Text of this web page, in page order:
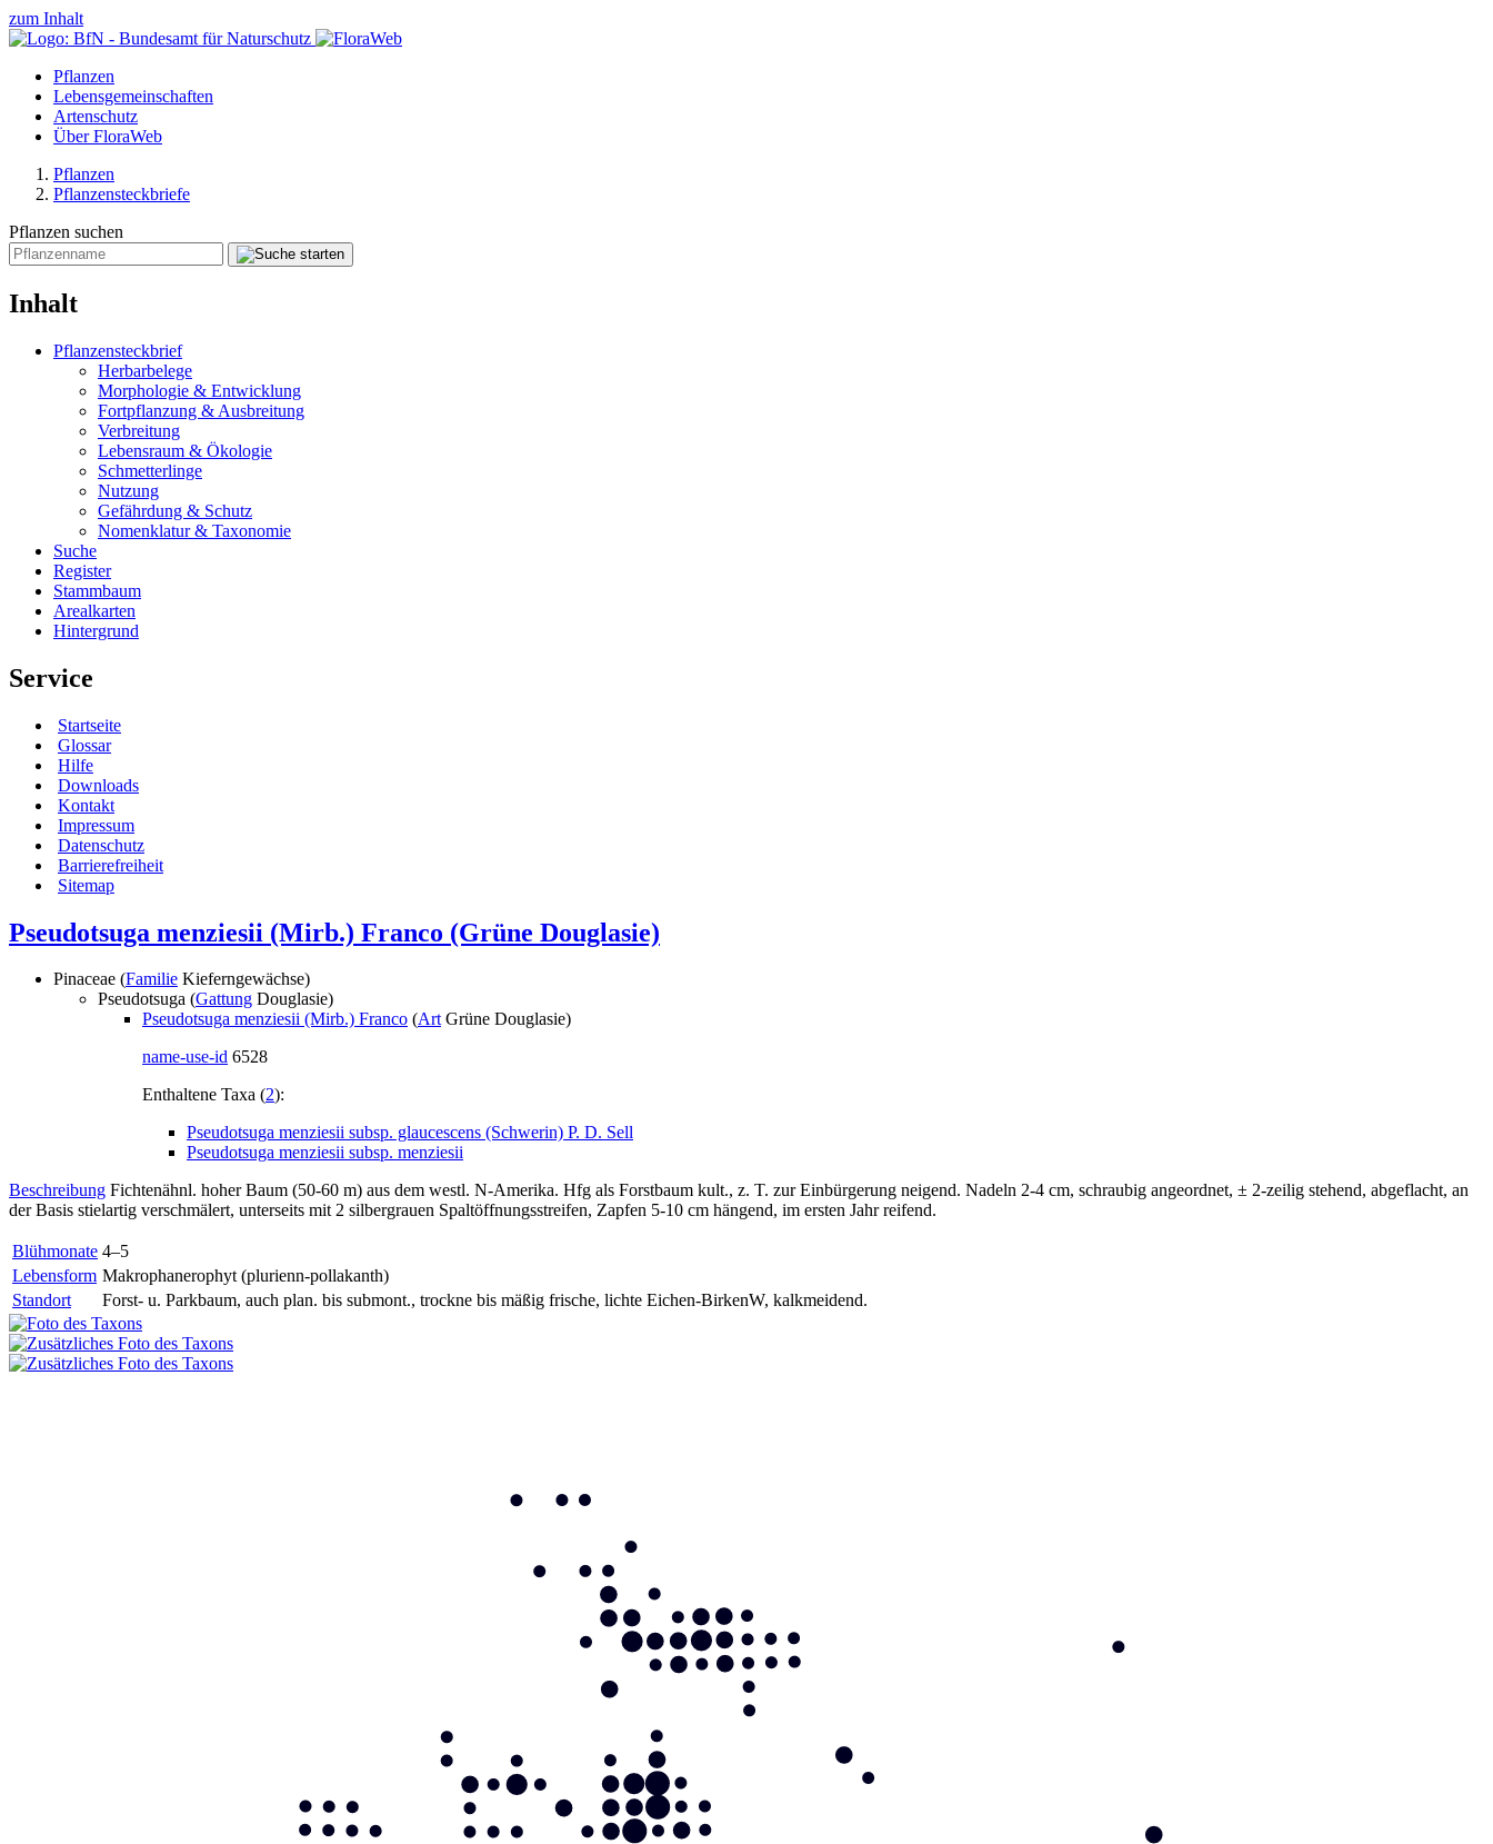
zum Inhalt
Pflanzen
Lebensgemeinschaften
Artenschutz
Über FloraWeb
Pflanzen
Pflanzensteckbriefe
Pflanzen suchen
Inhalt
Pflanzensteckbrief
Herbarbelege
Morphologie & Entwicklung
Fortpflanzung & Ausbreitung
Verbreitung
Lebensraum & Ökologie
Schmetterlinge
Nutzung
Gefährdung & Schutz
Nomenklatur & Taxonomie
Suche
Register
Stammbaum
Arealkarten
Hintergrund
Service
Startseite
Glossar
Hilfe
Downloads
Kontakt
Impressum
Datenschutz
Barrierefreiheit
Sitemap
Pseudotsuga menziesii (Mirb.) Franco (Grüne Douglasie)
Pinaceae (Familie Kieferngewächse)
Pseudotsuga (Gattung Douglasie)
Pseudotsuga menziesii (Mirb.) Franco (ArtGrüne Douglasie)
name-use-id 6528
Enthaltene Taxa (2):
Pseudotsuga menziesii subsp. glaucescens (Schwerin) P. D. Sell
Pseudotsuga menziesii subsp. menziesii
Beschreibung Fichtenähnl. hoher Baum (50-60 m) aus dem westl. N-Amerika. Hfg als Forstbaum kult., z. T. zur Einbürgerung neigend. Nadeln 2-4 cm, schraubig angeordnet, ± 2-zeilig stehend, abgeflacht, an
der Basis stielartig verschmälert, unterseits mit 2 silbergrauen Spaltöffnungsstreifen, Zapfen 5-10 cm hängend, im ersten Jahr reifend.
Blühmonate 4–5
Lebensform Makrophanerophyt (plurienn-pollakanth)
Standort
Forst- u. Parkbaum, auch plan. bis submont., trockne bis mäßig frische, lichte Eichen-BirkenW, kalkmeidend.